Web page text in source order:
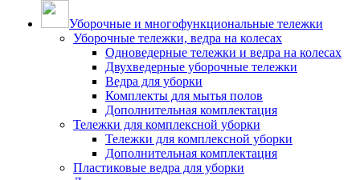
Уборочные и многофункциональные тележки
Уборочные тележки, ведра на колесах
Одноведерные тележки и ведра на колесах
Двухведерные уборочные тележки
Ведра для уборки
Комплекты для мытья полов
Дополнительная комплектация
Тележки для комплексной уборки
Тележки для комплексной уборки
Дополнительная комплектация
Пластиковые ведра для уборки